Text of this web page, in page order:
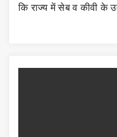
कि राज्य में सेब व कीवी के